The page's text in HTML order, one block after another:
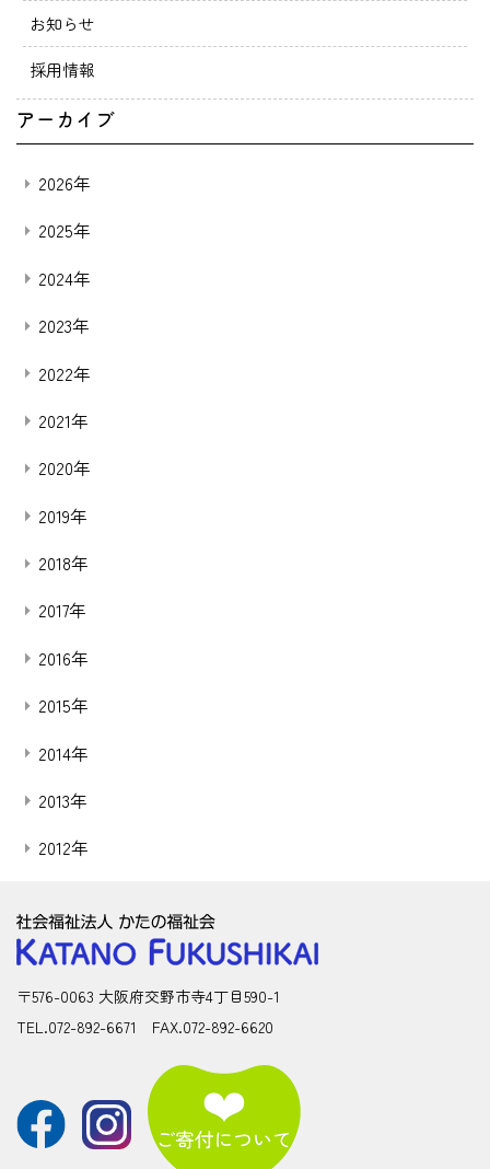
お知らせ
採用情報
アーカイブ
2026年
2025年
2024年
2023年
2022年
2021年
2020年
2019年
2018年
2017年
2016年
2015年
2014年
2013年
2012年
〒576-0063 大阪府交野市寺4丁目590-1
TEL.072-892-6671 FAX.072-892-6620